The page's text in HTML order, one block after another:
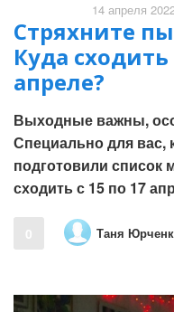
14 апреля
Стряхните
Куда
апреле?
Выходные важны,
Специально для вас,
подготовили список
сходить с 15 по 17
0 Таня